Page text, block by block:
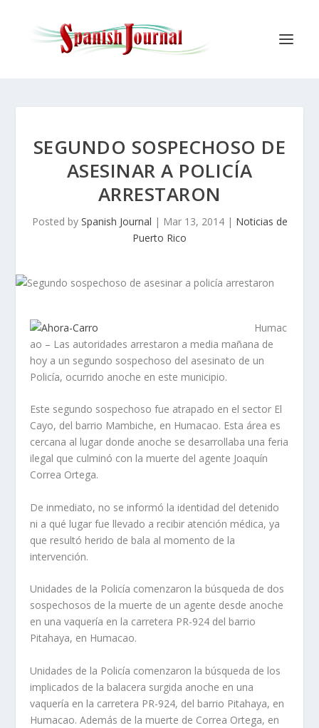
SEGUNDO SOSPECHOSO DE
ASESINAR A POLICÍA
ARRESTARON
Posted by Spanish Journal | Mar 13, 2014| Noticias de
Puerto Rico
Humac
ao – Las autoridades arrestaron a media mañana de
hoy a un segundo sospechoso del asesinato de un
Policía, ocurrido anoche en este municipio.
Este segundo sospechoso fue atrapado en el sector El
Cayo, del barrio Mambiche, en Humacao. Esta área es
cercana al lugar donde anoche se desarrollaba una feria
ilegal que culminó con la muerte del agente Joaquín
Correa Ortega.
De inmediato, no se informó la identidad del detenido
ni a qué lugar fue llevado a recibir atención médica, ya
que resultó herido de bala al momento de la
intervención.
Unidades de la Policía comenzaron la búsqueda de dos
sospechosos de la muerte de un agente desde anoche
en una vaquería en la carretera PR-924 del barrio
Pitahaya, en Humacao.
Unidades de la Policía comenzaron la búsqueda de los
implicados de la balacera surgida anoche en una
vaquería en la carretera PR-924, del barrio Pitahaya, en
Humacao. Además de la muerte de Correa Ortega, en